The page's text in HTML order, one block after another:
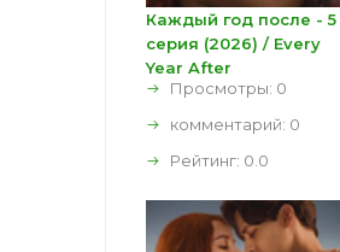
Каждый год после - 5
серия (2026) / Every
Year After
Просмотры: 0
комментарий: 0
Рейтинг: 0.0